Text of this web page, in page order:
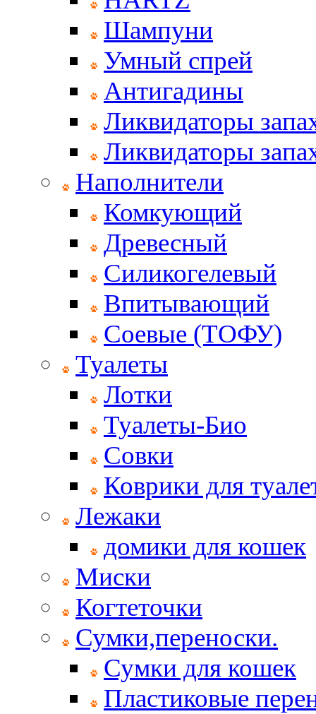
Шампуни
Умный спрей
Антигадины
Ликвидаторы
Ликвидаторы
Наполнители
Комкующий
Древесный
Силикогелевый
Впитывающий
Соевые (ТОФУ)
Туалеты
Лотки
Туалеты-Био
Совки
Коврики для
Лежаки
домики для кошек
Миски
Когтеточки
Сумки,переноски.
Сумки для кошек
Пластиковые